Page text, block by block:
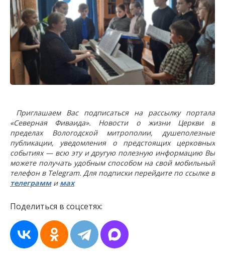
Приглашаем Вас подписаться на рассылку портала
«Северная Фиваида». Новости о жизни Церкви в
пределах Вологодской митрополии, душеполезные
публикации, уведомления о предстоящих церковных
событиях — всю эту и другую полезную информацию Вы
можете получать удобным способом на свой мобильный
телефон в Telegram. Для подписки перейдите по ссылке в
телеграмми мах
Поделиться в соцсетях: